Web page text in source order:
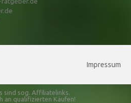
Impressum
sind sog. Affiliatelinks.
an qualifizierten Käufen!